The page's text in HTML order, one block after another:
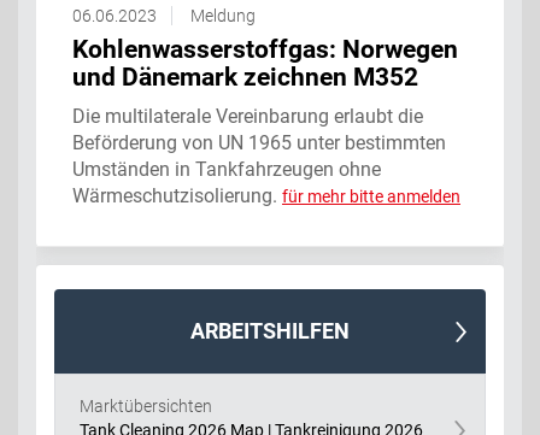
06.06.2023 Meldung
Kohlenwasserstoffgas: Norwegen
und Dänemark zeichnen M352
Die multilaterale Vereinbarung erlaubt die
Beförderung von UN 1965 unter bestimmten
Umständen in Tankfahrzeugen ohne
Wärmeschutzisolierung. für mehr bitte anmelden
ARBEITSHILFEN
Marktübersichten
Tank Cleaning 2026 Map | Tankreinigung 2026